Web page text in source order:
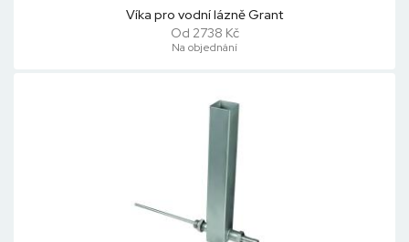
Víka pro vodní lázně Grant
Od 2738 Kč
Na objednání